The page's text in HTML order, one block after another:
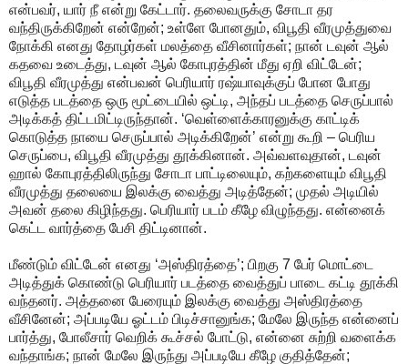
என்பவர், யார் நீ என்று கேட்டார். தலைவருக்கு சோடா தர
வந்திருக்கிறேன் என்றேன்; உள்ளே போனதும், விபூதி வீரமுத்துவை
நோக்கி எனது தோழர்கள் மலத்தை வீசினார்கள்; நான் டவுன் ஆல்
கதவை உடைத்து, டவுன் ஆல் கோபுரத்தின் மீது ஏறி விட்டேன்;
விபூதி வீரமுத்து என்பவன் பெரியார் ரஷ்யாவுக்குப் போன போது
எடுத்த படத்தை ஒரு மூட்டையில் ஒட்டி, அந்தப் படத்தை செருப்பால்
அடிக்கத் திட்டமிட்டிருந்தான். ‘வெள்ளைக்காரனுக்கு காட்டிக்
கொடுத்த நாயை செருப்பால் அடிக்கிறேன்’ என்று கூறி – பெரிய
செருப்பை, விபூதி வீரமுத்து தூக்கினான். அவ்வளவுதான், டவுன்
ஹால் கோபுரத்திலிருந்து சோடா பாட்டிலையும், கற்களையும் விபூதி
வீரமுத்து தலையை இலக்கு வைத்து அடித்தேன்; முதல் அடியில்
அவன் தலை கிழிந்தது. பெரியார் படம் கீழே விழுந்தது. என்னைக்
கெட்ட வார்த்தை பேசி திட்டினான்.
மீண்டும் விட்டேன் எனது ‘அஸ்திரத்தை’; பிறகு 7 பேர் மொட்டை
அடித்துக் கொண்டு பெரியார் படத்தை வைத்துப் பாடை கட்டி தூக்கி
வந்தனர். அத்தனை பேரையும் இலக்கு வைத்து அஸ்திரத்தை
வீசினேன்; அப்படியே ஓட்டம் பிடிச்சானுங்க; மேலே இருந்த என்னைப்
பார்த்து, போலீசார் வெறிக் கூச்சல் போட்டு, என்னை சுற்றி வளைக்க
வந்தாங்க; நான் மேலே இருந்து அப்படியே கீழே குதித்தேன்;